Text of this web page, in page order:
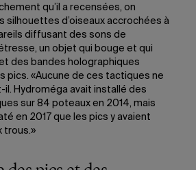
qu’il a recensées, on
silhouettes d’oiseaux accrochées à
diffusant des sons de
un objet qui bouge et qui
des bandes holographiques
pics. «Aucune de ces tactiques ne
Hydroméga avait installé des
sur 84 poteaux en 2014, mais
en 2017 que les pics y avaient
trous.»